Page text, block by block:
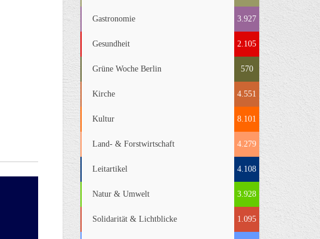
Gastronomie 3.927
Gesundheit 2.105
Grüne Woche Berlin 570
Kirche 4.551
Kultur 8.101
Land- & Forstwirtschaft 4.279
Leitartikel 4.108
Natur & Umwelt 3.928
Solidarität & Lichtblicke 1.095